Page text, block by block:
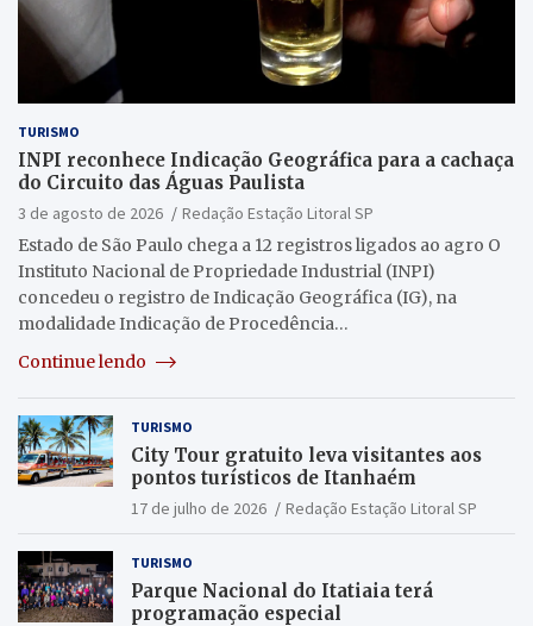
TURISMO
INPI reconhece Indicação Geográfica para a cachaça
do Circuito das Águas Paulista
3 de agosto de 2026
Redação Estação Litoral SP
Estado de São Paulo chega a 12 registros ligados ao agro O
Instituto Nacional de Propriedade Industrial (INPI)
concedeu o registro de Indicação Geográfica (IG), na
modalidade Indicação de Procedência…
Continue lendo
TURISMO
City Tour gratuito leva visitantes aos
pontos turísticos de Itanhaém
17 de julho de 2026 Redação Estação Litoral SP
TURISMO
Parque Nacional do Itatiaia terá
programação especial